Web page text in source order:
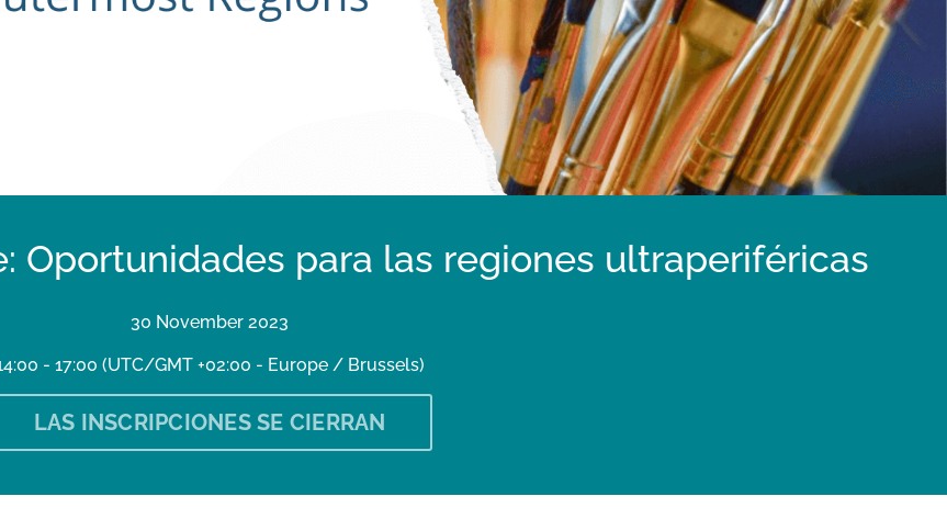
Oportunidades para las regiones ultraperiféricas
30 November 2023
- 17:00 (UTC/GMT +02:00 - Europe / Brussels)
LAS INSCRIPCIONES SE CIERRAN